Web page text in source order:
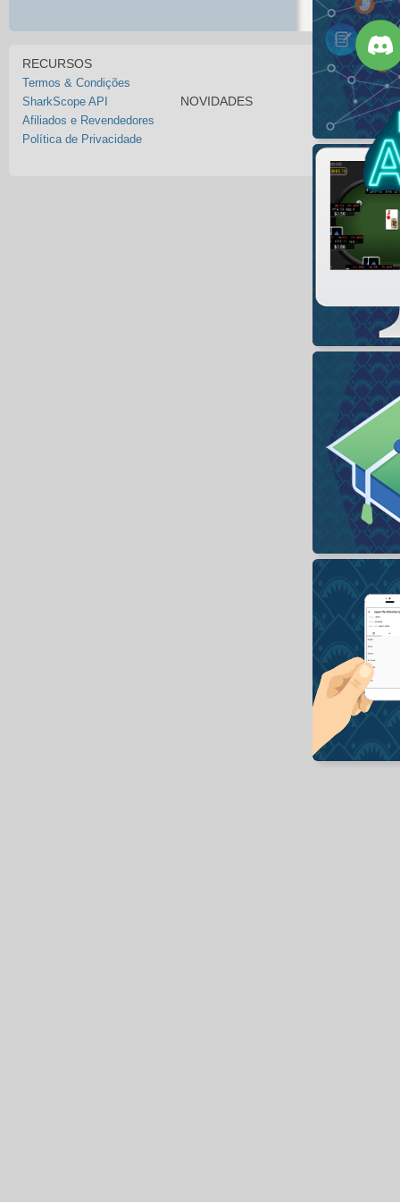
RECURSOS
Termos & Condições
SharkScope API
Afiliados e Revendedores
Política de Privacidade
NOVIDADES